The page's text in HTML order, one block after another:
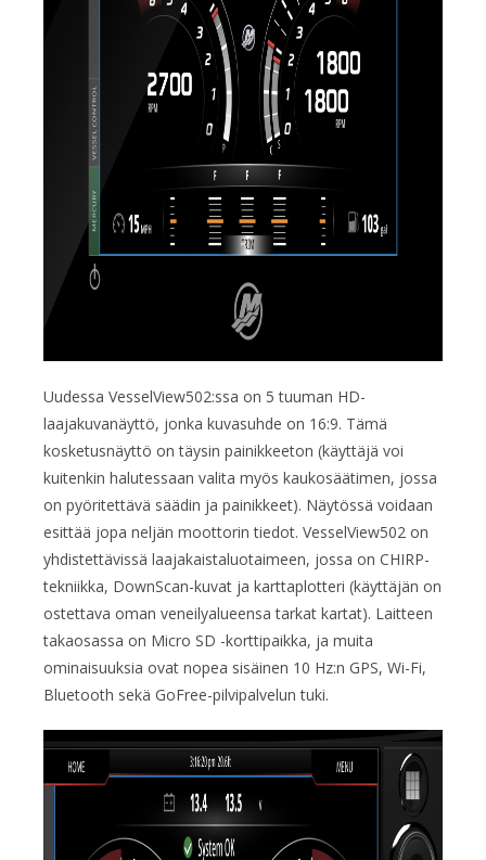
Uudessa VesselView502:ssa on 5 tuuman HD-
laajakuvanäyttö, jonka kuvasuhde on 16:9. Tämä
kosketusnäyttö on täysin painikkeeton (käyttäjä voi
kuitenkin halutessaan valita myös kaukosäätimen, jossa
on pyöritettävä säädin ja painikkeet). Näytössä voidaan
esittää jopa neljän moottorin tiedot. VesselView502 on
yhdistettävissä laajakaistaluotaimeen, jossa on CHIRP-
tekniikka, DownScan-kuvat ja karttaplotteri (käyttäjän on
ostettava oman veneilyalueensa tarkat kartat). Laitteen
takaosassa on Micro SD -korttipaikka, ja muita
ominaisuuksia ovat nopea sisäinen 10 Hz:n GPS, Wi-Fi,
Bluetooth sekä GoFree-pilvipalvelun tuki.